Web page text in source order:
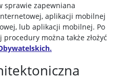
sprawie zapewniana
aplikacji mobilnej
lub aplikacji mobilnej. Po
można także złożyć